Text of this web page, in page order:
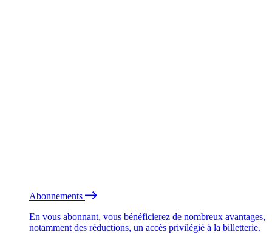
Abonnements
En vous abonnant, vous bénéficierez de nombreux avantages,
notamment des réductions, un accès privilégié à la billetterie.